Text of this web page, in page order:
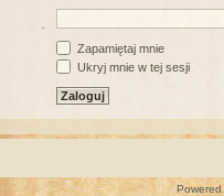
Zapamiętaj mnie
Ukryj mnie w tej sesji
Powered